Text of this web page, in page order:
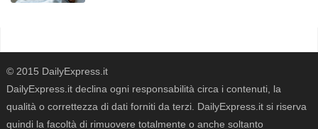
© 2015 DailyExpress.it
DailyExpress.it declina ogni responsabilità circa i contenuti, la
qualità o correttezza di dati forniti da terzi. DailyExpress.it si riserva
quindi la facoltà di rimuovere totalmente o anche soltanto